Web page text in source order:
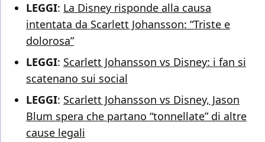
LEGGI: La Disney risponde alla causa
intentata da Scarlett Johansson: “Triste e
dolorosa”
LEGGI: Scarlett Johansson vs Disney: i fan si
scatenano sui social
LEGGI: Scarlett Johansson vs Disney, Jason
Blum spera che partano “tonnellate” di altre
cause legali